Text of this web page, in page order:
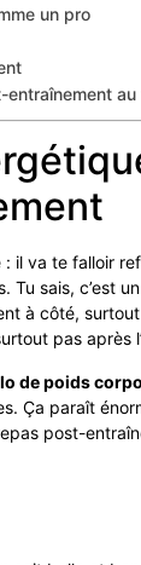
un pro
au
il va te falloir
sais, c’est
à côté,
pas après
de poids
Ça paraît
post-